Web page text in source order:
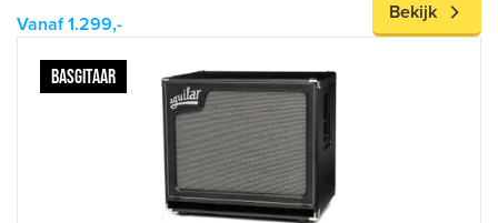
Vanaf 1.299,-
Bekijk
BASGITAAR